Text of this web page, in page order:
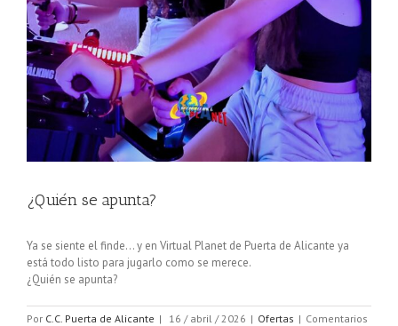
¿Quién se apunta?
Ya se siente el finde… y en Virtual Planet de Puerta de Alicante ya
está todo listo para jugarlo como se merece.
¿Quién se apunta?
Por C.C. Puerta de Alicante | 16 / abril / 2026 | Ofertas | Comentarios